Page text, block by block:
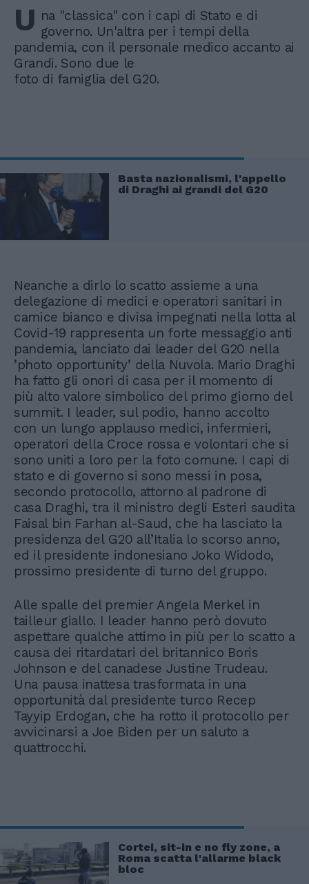
U na "classica" con i capi di Stato e di
governo. Un'altra per i tempi della
pandemia, con il personale medico accanto ai
Grandi. Sono due le
foto di famiglia del G20.
Basta nazionalismi, l'appello
di Draghi ai grandi del G20
Neanche a dirlo lo scatto assieme a una
delegazione di medici e operatori sanitari in
camice bianco e divisa impegnati nella lotta al
Covid-19 rappresenta un forte messaggio anti
pandemia, lanciato dai leader del G20 nella
’photo opportunity’ della Nuvola. Mario Draghi
ha fatto gli onori di casa per il momento di
più alto valore simbolico del primo giorno del
summit. I leader, sul podio, hanno accolto
con un lungo applauso medici, infermieri,
operatori della Croce rossa e volontari che si
sono uniti a loro per la foto comune. I capi di
stato e di governo si sono messi in posa,
secondo protocollo, attorno al padrone di
casa Draghi, tra il ministro degli Esteri saudita
Faisal bin Farhan al-Saud, che ha lasciato la
presidenza del G20 all’Italia lo scorso anno,
ed il presidente indonesiano Joko Widodo,
prossimo presidente di turno del gruppo.
Alle spalle del premier Angela Merkel in
tailleur giallo. I leader hanno però dovuto
aspettare qualche attimo in più per lo scatto a
causa dei ritardatari del britannico Boris
Johnson e del canadese Justine Trudeau.
Una pausa inattesa trasformata in una
opportunità dal presidente turco Recep
Tayyip Erdogan, che ha rotto il protocollo per
avvicinarsi a Joe Biden per un saluto a
quattrocchi.
Cortei, sit-in e no fly zone, a
Roma scatta l'allarme black
bloc